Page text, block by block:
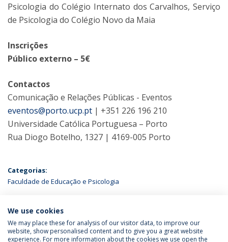
Psicologia do Colégio Internato dos Carvalhos, Serviço
de Psicologia do Colégio Novo da Maia
Inscrições
Público externo – 5€
Contactos
Comunicação e Relações Públicas - Eventos
eventos@porto.ucp.pt | +351 226 196 210
Universidade Católica Portuguesa – Porto
Rua Diogo Botelho, 1327 | 4169-005 Porto
Categorias:
Faculdade de Educação e Psicologia
ÚLTIMAS NOTÍCIAS
We use cookies
We may place these for analysis of our visitor data, to improve our
website, show personalised content and to give you a great website
experience. For more information about the cookies we use open the